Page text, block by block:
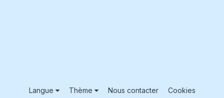
Langue Thème Nous contacter Cookies